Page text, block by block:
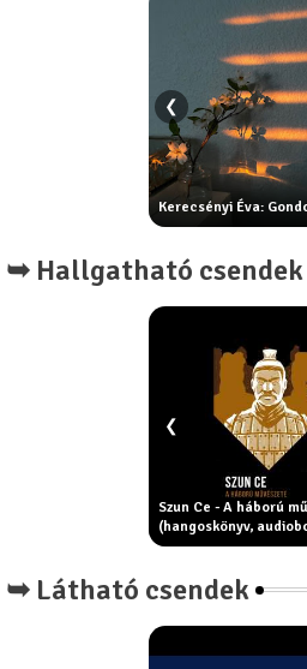
B. Tomos Hajnal: Ébredés
❮
➥ Hallgatható csendek
Szinay Balázs ▶ VOLTVANLESZ //
❮
➥ Látható csendek